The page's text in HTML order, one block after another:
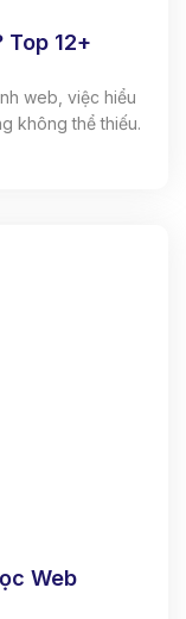
12+
web, việc hiểu
không thể thiếu.
Web